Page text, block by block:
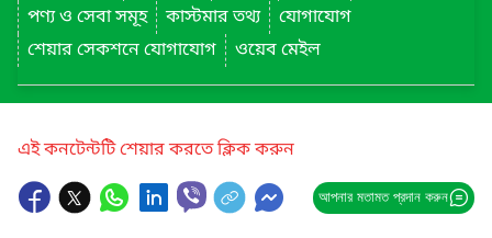
পণ্য ও সেবা সমূহ
কাস্টমার তথ্য
যোগাযোগ
শেয়ার সেকশনে যোগাযোগ
ওয়েব মেইল
এই কনটেন্টটি শেয়ার করতে ক্লিক করুন
আপনার মতামত প্রদান করুন